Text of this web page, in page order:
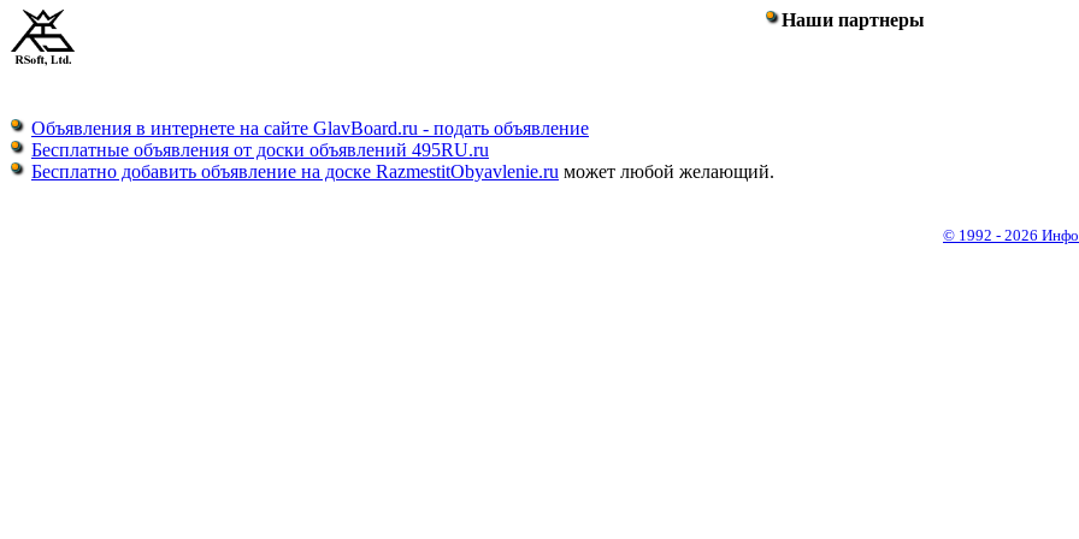
Наши партнеры
Объявления в интернете на сайте GlavBoard.ru - подать объявление
Бесплатные объявления от доски объявлений 495RU.ru
Бесплатно добавить объявление на доске RazmestitObyavlenie.ru может любой желающий.
© 1992 - 2026